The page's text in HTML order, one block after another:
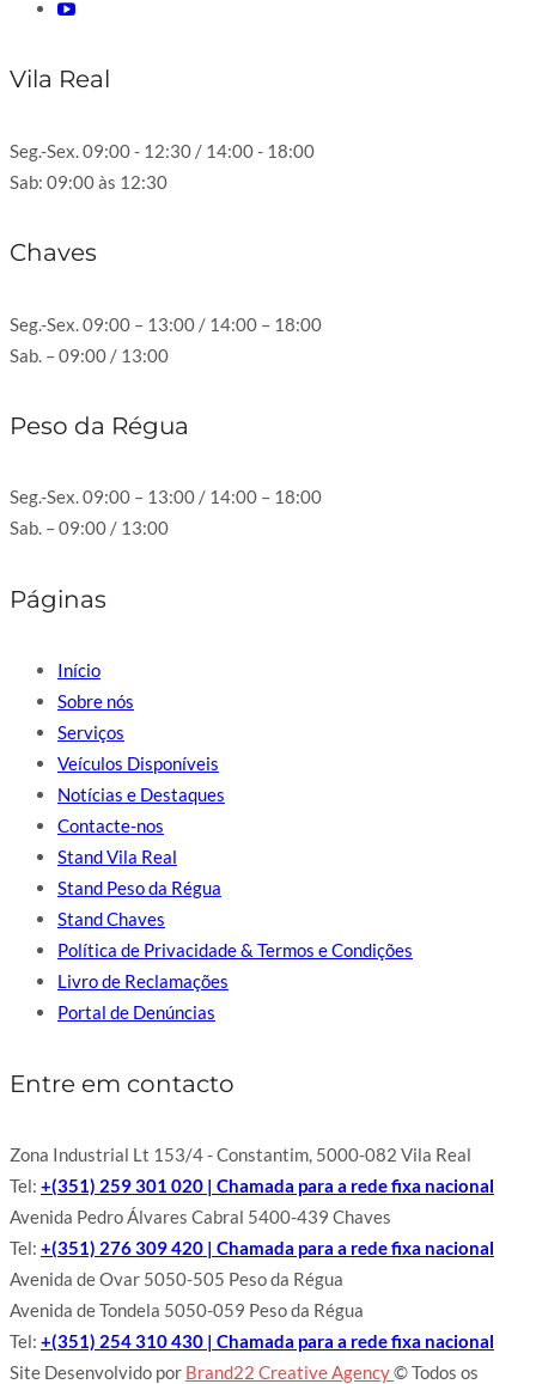
Vila Real
Seg.-Sex. 09:00 - 12:30 / 14:00 - 18:00
Sab: 09:00 às 12:30
Chaves
Seg.-Sex. 09:00 – 13:00 / 14:00 – 18:00
Sab. – 09:00 / 13:00
Peso da Régua
Seg.-Sex. 09:00 – 13:00 / 14:00 – 18:00
Sab. – 09:00 / 13:00
Páginas
Início
Sobre nós
Serviços
Veículos Disponíveis
Notícias e Destaques
Contacte-nos
Stand Vila Real
Stand Peso da Régua
Stand Chaves
Política de Privacidade & Termos e Condições
Livro de Reclamações
Portal de Denúncias
Entre em contacto
Zona Industrial Lt 153/4 - Constantim, 5000-082 Vila Real
Tel: +(351) 259 301 020 | Chamada para a rede fixa nacional
Avenida Pedro Álvares Cabral 5400-439 Chaves
Tel: +(351) 276 309 420 | Chamada para a rede fixa nacional
Avenida de Ovar 5050-505 Peso da Régua
Avenida de Tondela 5050-059 Peso da Régua
Tel: +(351) 254 310 430 | Chamada para a rede fixa nacional
Site Desenvolvido por Brand22 Creative Agency© Todos os